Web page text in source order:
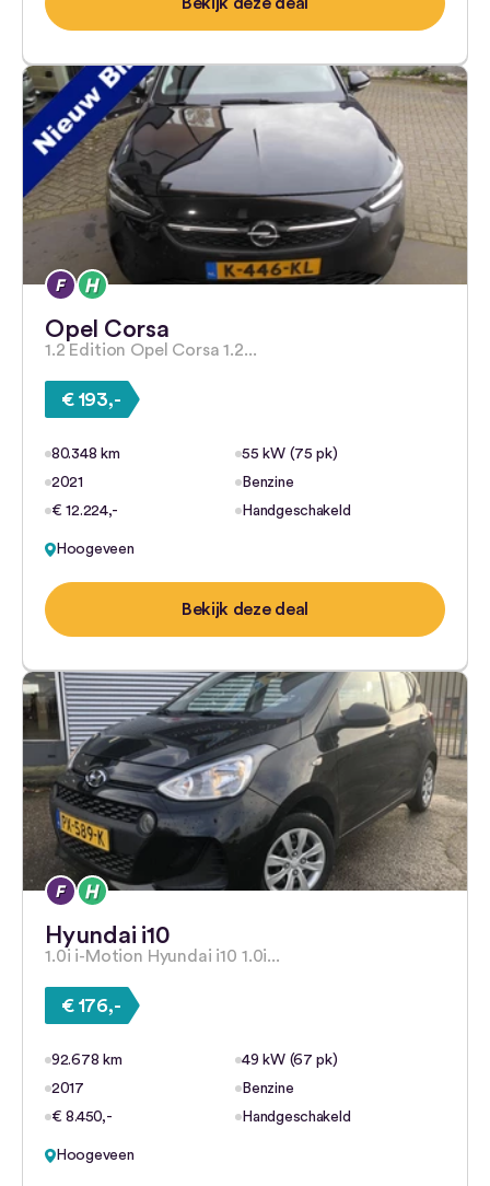
Opel Corsa
1.2 Edition Opel Corsa 1.2...
€ 193,-
80.348 km
55 kW (75 pk)
2021
Benzine
€ 12.224,-
Handgeschakeld
Hoogeveen
Bekijk deze deal
Hyundai i10
1.0i i-Motion Hyundai i10 1.0i...
€ 176,-
92.678 km
49 kW (67 pk)
2017
Benzine
€ 8.450,-
Handgeschakeld
Hoogeveen